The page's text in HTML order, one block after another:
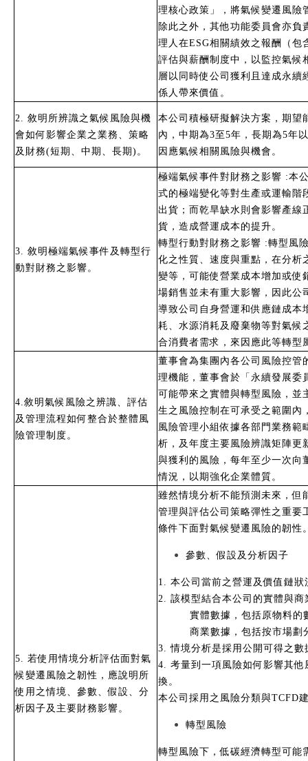
理核心政策」，將氣候變遷風險
除此之外，其他功能委員會亦
理人在ESG相關績效之報酬（
評估與薪酬制度中，以監控氣候
層以同時使公司獲利且達成永續
係人帶來價值。
2. 敘明所辨識之氣候風險與機
會如何影響企業之業務、策略
及財務(短期、中期、長期)。
本公司積極研擬解決方案，期望
內，中期為3至5年，長期為5年
因應氣候相關風險與機會。
3. 敘明極端氣候事件及轉型行
動對財務之影響。
極端氣候事件對財務之影響 :本
式的極端變化等對生產或運輸階
出貨；而乾旱缺水則會影響產線
貨，造成營運成本的提升。
轉型行動對財務之影響 :轉型風
化之性質、速度與重點，在分析
變等，可能使營業成本增加或使
場銷售並未有重大影響，因此公
導致公司自身營運和供應鏈成本
耗、水源消耗及廢棄物等對氣候
合消費者需求，來因應此等轉型
4.敘明氣候風險之辨識、評估
及管理流程如何整合於整體風
險管理制度。
董事會為集團內各公司風險控管
理機能，董事會於「永續發展委
可能帶來之實體與轉型風險，並
生之風險控制在可承受之範圍內
風險管理小組依據各部門業務範
析，及年度主要風險辨識矩陣更
與獲利的風險，每年至少一次向
情況，以期強化企業體質。
5. 若使用情境分析評估面對氣
候變遷風險之韌性，應說明所
使用之情境、參數、假設、分
析因子及主要財務影響。
雖然情境分析不能預測未來，但
管理與評估公司策略彈性之重要
條件下面對氣候變遷風險的韌性
參數、假設及分析因子
1. 本公司當前之營運及價值鏈
2. 該模型結合本公司的實體與商
實體數據，包括原物料的
商業數據，包括按市場劃
3. 情境分析是採用公開可得之數
4. 考量到一項風險如何影響其
換。
本公司採用之風險分類與TCFD
轉型風險
轉型風險下，低碳經濟轉型可能